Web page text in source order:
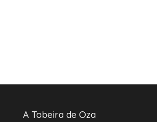
A Tobeira de Oza